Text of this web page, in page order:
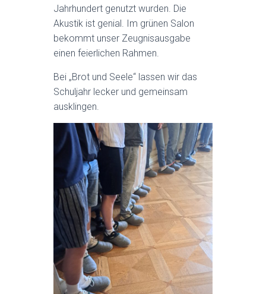
Jahrhundert genutzt wurden. Die
Akustik ist genial. Im grünen Salon
bekommt unser Zeugnisausgabe
einen feierlichen Rahmen.
Bei „Brot und Seele“ lassen wir das
Schuljahr lecker und gemeinsam
ausklingen.